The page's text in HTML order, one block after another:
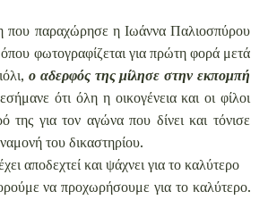
που παραχώρησε η Ιωάννα Παλιοσπύρου
φωτογραφίζεται για πρώτη φορά μετά
ο αδερφός της μίλησε στην εκπομπή
ότι όλη η οικογένεια και οι φίλοι
της για τον αγώνα που δίνει και τόνισε
του δικαστηρίου.
αποδεχτεί και ψάχνει για το καλύτερο
να προχωρήσουμε για το καλύτερο.